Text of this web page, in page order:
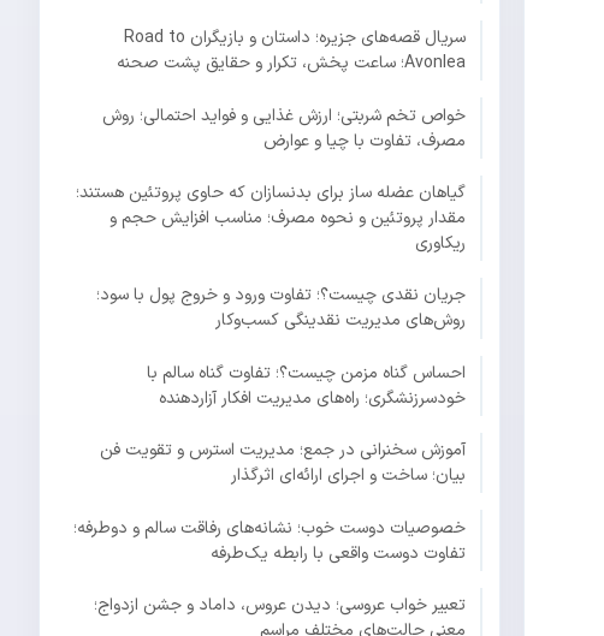
سریال قصه‌های جزیره؛ داستان و بازیگران Road to
Avonlea؛ ساعت پخش، تکرار و حقایق پشت صحنه
خواص تخم شربتی؛ ارزش غذایی و فواید احتمالی؛ روش
مصرف، تفاوت با چیا و عوارض
گیاهان عضله ساز برای بدنسازان که حاوی پروتئین هستند؛
مقدار پروتئین و نحوه مصرف؛ مناسب افزایش حجم و
ریکاوری
جریان نقدی چیست؟؛ تفاوت ورود و خروج پول با سود؛
روش‌های مدیریت نقدینگی کسب‌وکار
احساس گناه مزمن چیست؟؛ تفاوت گناه سالم با
خودسرزنشگری؛ راه‌های مدیریت افکار آزاردهنده
آموزش سخنرانی در جمع؛ مدیریت استرس و تقویت فن
بیان؛ ساخت و اجرای ارائه‌ای اثرگذار
خصوصیات دوست خوب؛ نشانه‌های رفاقت سالم و دوطرفه؛
تفاوت دوست واقعی با رابطه یک‌طرفه
تعبیر خواب عروسی؛ دیدن عروس، داماد و جشن ازدواج؛
معنی حالت‌های مختلف مراسم